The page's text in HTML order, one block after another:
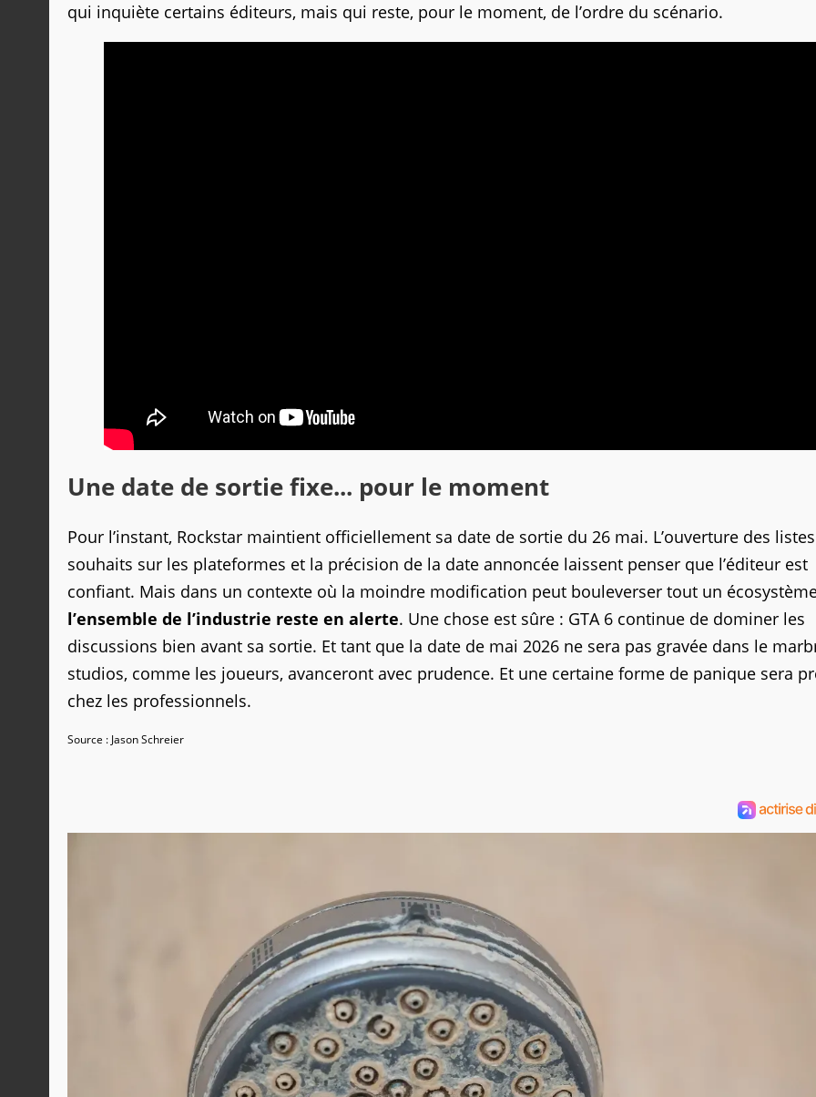
qui inquiète certains éditeurs, mais qui reste, pour le moment, de l’ordre du scénario.
Une date de sortie fixe... pour le moment
Pour l’instant, Rockstar maintient officiellement sa date de sortie du 26 mai. L’ouverture des
souhaits sur les plateformes et la précision de la date annoncée laissent penser que l’éditeur est
confiant. Mais dans un contexte où la moindre modification peut bouleverser tout un
l’ensemble de l’industrie reste en alerte. Une chose est sûre : GTA 6 continue de dominer les
discussions bien avant sa sortie. Et tant que la date de mai 2026 ne sera pas gravée dans le
studios, comme les joueurs, avanceront avec prudence. Et une certaine forme de panique sera
chez les professionnels.
Source : Jason Schreier